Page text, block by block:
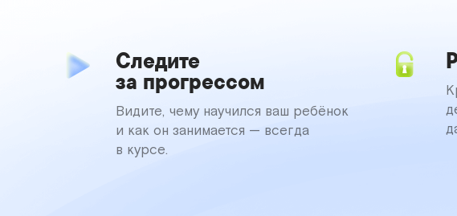
Следите
за прогрессом
Видите, чему научился ваш ребёнок
и как он занимается — всегда
в курсе.